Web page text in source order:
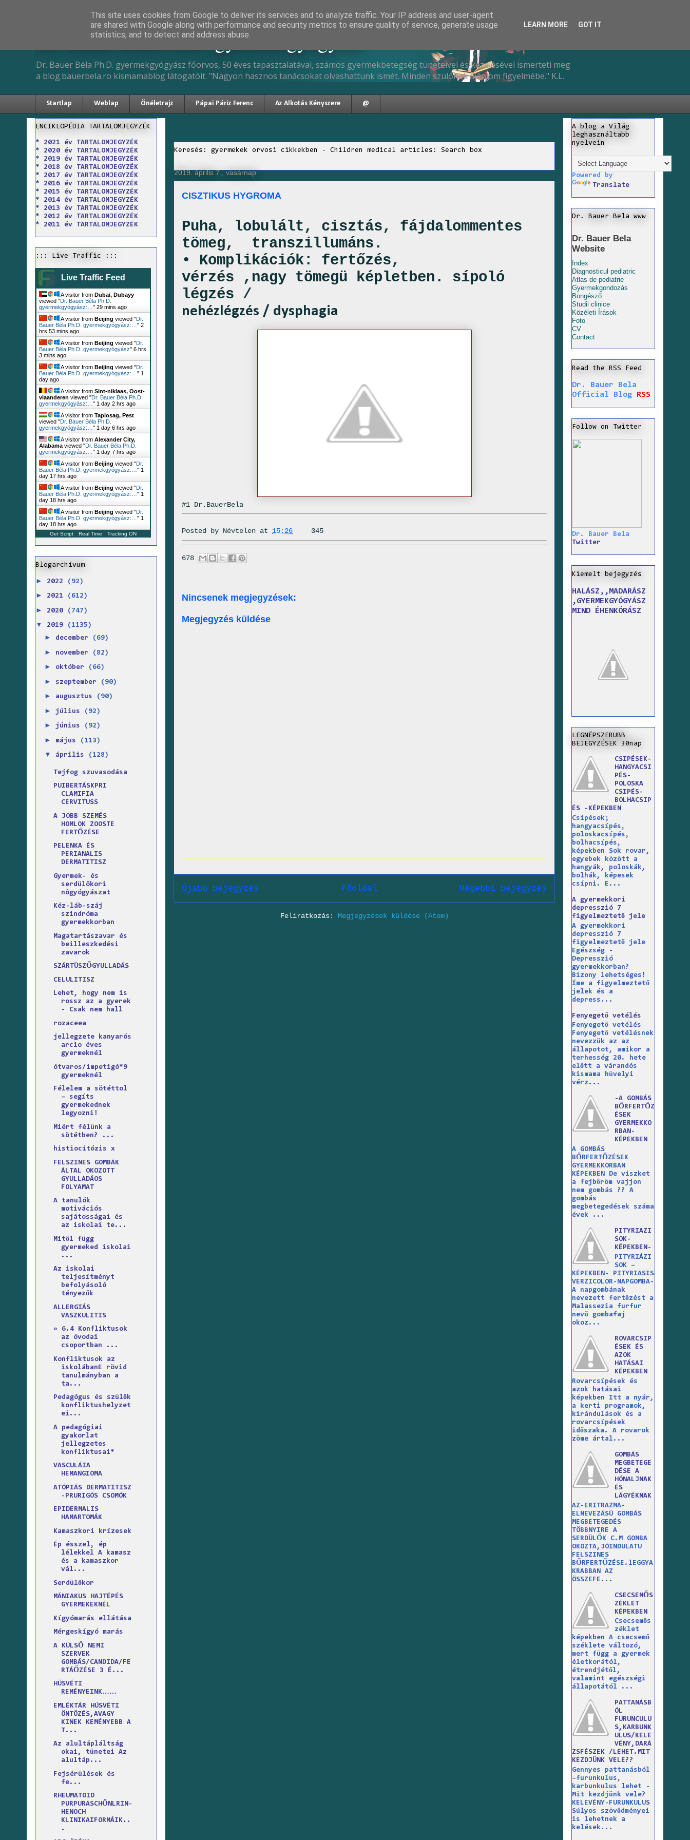
Dr. Bauer Béla Ph.D. gyermekgyógyász
Dr. Bauer Béla Ph.D. gyermekgyógyász főorvos, 50 éves tapasztalatával, számos gyermekbetegség tüneteivel és kezelésével ismerteti meg
a blog.bauerbela.ro kismamablog látogatóit. "Nagyon hasznos tanácsokat olvashattunk ismét. Minden szülőnek ajánlom figyelmébe." K.L.
Startlap Weblap Önéletrajz Pápai Páriz Ferenc Az Alkotás Kényszere @
Keresés: gyermekek orvosi cikkekben - Children medical articles: Search box
2019. április 7., vasárnap
CISZTIKUS HYGROMA
Puha, lobulált, cisztás, fájdalommentes
tömeg,
transzillumáns.
• Komplikációk: fertőzés,
vérzés ,nagy tömegü képletben. sípoló
légzés /
nehézlégzés / dysphagia
#1 Dr.BauerBela
Posted by Névtelen at 15:26 345
678
Nincsenek megjegyzések:
Megjegyzés küldése
Újabb bejegyzés Régebbi bejegyzés
Főoldal
Feliratkozás: Megjegyzések küldése (Atom)
ENCIKLOPÉDIA TARTALOMJEGYZÉK
* 2021 év TARTALOMJEGYZÉK
* 2020 év TARTALOMJEGYZÉK
* 2019 év TARTALOMJEGYZÉK
* 2018 év TARTALOMJEGYZÉK
* 2017 év TARTALOMJEGYZÉK
* 2016 év TARTALOMJEGYZÉK
* 2015 év TARTALOMJEGYZÉK
* 2014 év TARTALOMJEGYZÉK
* 2013 év TARTALOMJEGYZÉK
* 2012 év TARTALOMJEGYZÉK
* 2011 év TARTALOMJEGYZÉK
::: Live Traffic :::
Live Traffic Feed
A visitor from Dubai, Dubayy
viewed "Dr. Bauer Béla Ph.D.
gyermekgyógyász:… " 29 mins ago
A visitor from Beijing viewed "Dr.
Bauer Béla Ph.D. gyermekgyógyász:… " 2
hrs 53 mins ago
A visitor from Beijing viewed "Dr.
Bauer Béla Ph.D. gyermekgyógyász" 6 hrs
3 mins ago
A visitor from Beijing viewed "Dr.
Bauer Béla Ph.D. gyermekgyógyász:… " 1
day ago
A visitor from Sint-niklaas, Oost-
vlaanderen viewed "Dr. Bauer Béla Ph.D.
gyermekgyógyász:… " 1 day 2 hrs ago
A visitor from Tapiosag, Pest
viewed "Dr. Bauer Béla Ph.D.
gyermekgyógyász:… " 1 day 6 hrs ago
A visitor from Alexander City,
Alabama viewed "Dr. Bauer Béla Ph.D.
gyermekgyógyász:… " 1 day 7 hrs ago
A visitor from Beijing viewed "Dr.
Bauer Béla Ph.D. gyermekgyógyász:… " 1
day 17 hrs ago
A visitor from Beijing viewed "Dr.
Bauer Béla Ph.D. gyermekgyógyász:… " 1
day 18 hrs ago
A visitor from Beijing viewed "Dr.
Bauer Béla Ph.D. gyermekgyógyász:… " 1
day 18 hrs ago
Get Script Real Time Tracking ON
Blogarchívum
► 2022 (92)
► 2021 (612)
► 2020 (747)
▼ 2019 (1135)
► december (69)
► november (82)
► október (66)
► szeptember (90)
► augusztus (90)
► július (92)
► június (92)
► május (113)
▼ április (128)
Tejfog szuvasodása
PUIBERTÁSKPRI
CLAMIFIA
CERVITUSS
A JOBB SZEMÉS
HOMLOK ZOOSTE
FERTŐZÉSE
PELENKA ÉS
PERIANALIS
DERMATITISZ
Gyermek- és
serdülôkori
nôgyógyászat
Kéz-láb-száj
szindróma
gyermekkorban
Magatartászavar és
beilleszkedési
zavarok
SZÁRTÜSZŐGYULLADÁS
CELULITISZ
Lehet, hogy nem is
rossz az a gyerek
- Csak nem hall
rozaceea
jellegzete kanyarós
arc1o éves
gyermeknél
ótvaros/impetigó*9
gyermeknél
Félelem a sötéttol
– segíts
gyermekednek
legyozni!
Miért félünk a
sötétben? ...
histiocitózis x
FELSZINES GOMBÁK
ÁLTAL OKOZOTT
GYULLADÁOS
FOLYAMAT
A tanulók
motivációs
sajátosságai és
az iskolai te...
Mitől függ
gyermeked iskolai
...
Az iskolai
teljesítményt
befolyásoló
tényezők
ALLERGIÁS
VASZKULITIS
» 6.4 Konfliktusok
az óvodai
csoportban ...
Konfliktusok az
iskolábanE rövid
tanulmányban a
ta...
Pedagógus és szülők
konfliktushelyzet
ei...
A pedagógiai
gyakorlat
jellegzetes
konfliktusai*
VASCULÁIA
HEMANGIOMA
ATÓPIÁS DERMATITISZ
-PRURIGÓS CSOMÓK
EPIDERMALIS
HAMARTOMÁK
Kamaszkori krízesek
Ép ésszel, ép
lélekkel A kamasz
és a kamaszkor
vál...
Serdülőkor
MÁNIAKUS HAJTÉPÉS
GYERMEKEKNÉL
Kígyómarás ellátása
Mérgeskígyó marás
A KÜLSŐ NEMI
SZERVEK
GOMBÁS/CANDIDA/FE
RTÁŐZÉSE 3 É...
HÚSVÉTI
REMÉNYEINK……
EMLÉKTÁR HÚSVÉTI
ÖNTÖZÉS,AVAGY
KINEK KEMÉNYEBB A
T...
Az alultápláltság
okai, tünetei Az
alultáp...
Fejsérülések és
fe...
RHEUMATOID
PURPURASCHŐNLRIN-
HENOCH
KLINIKAIFORMÁIK..
.
A blog a Világ
leghasználtabb
nyelvein
Powered by
Translate
Dr. Bauer Bela www
Dr. Bauer Bela
Website
Index
Diagnosticul pediatric
Atlas de pediatrie
Gyermekgondozás
Böngésző
Studii clinice
Közéleti Írások
Foto
CV
Contact
Read the RSS Feed
Dr. Bauer Bela
Official Blog
RSS
Follow on Twitter
Dr. Bauer Bela
Twitter
Kiemelt bejegyzés
HALÁSZ,,MADARÁSZ
,GYERMEKGYÓGYÁSZ
MIND ÉHENKÓRÁSZ
LEGNÉPSZERUBB
BEJEGYZÉSEK 30nap
CSIPÉSEK-
HANGYACSI
PÉS-
POLOSKA
CSIPÉS-
BOLHACSIP
ÉS -KÉPEKBEN
Csípések;
hangyacsípés,
poloskacsípés,
bolhacsípés,
képekben Sok rovar,
egyebek között a
hangyák, poloskák,
bolhák, képesek
csípni. E...
A gyermekkori
depresszió 7
figyelmeztető jele
A gyermekkori
depresszió 7
figyelmeztető jele
Egészség -
Depresszió
gyermekkorban?
Bizony lehetséges!
Íme a figyelmeztető
jelek és a
depress...
Fenyegető vetélés
Fenyegető vetélés
Fenyegető vetélésnek
nevezzük az az
állapotot, amikor a
terhesség 20. hete
előtt a várandós
kismama hüvelyi
vérz...
-A GOMBÁS
BŐRFERTŐZ
ÉSEK
GYERMEKKO
RBAN-
KÉPEKBEN
A GOMBÁS
BŐRFERTŐZÉSEK
GYERMEKKORBAN
KÉPEKBEN De viszket
a fejbőröm vajjon
nem gombás ?? A
gombás
megbetegedések száma
évek ...
PITYRIAZI
SOK-
KÉPEKBEN-
PITYRIÁZI
SOK –
KÉPEKBEN- PITYRIASIS
VERZICOLOR-NAPGOMBA-
A napgombának
nevezett fertőzést a
Malassezia furfur
nevű gombafaj
okoz...
ROVARCSIP
ÉSEK ÉS
AZOK
HATÁSAI
KÉPEKBEN
Rovarcsípések és
azok hatásai
képekben Itt a nyár,
a kerti programok,
kirándulások és a
rovarcsípések
időszaka. A rovarok
zöme ártal...
GOMBÁS
MEGBETEGE
DÉSE A
HÓNALJNAK
ÉS
LÁGYÉKNAK
AZ-ERITRAZMA-
ELNEVEZÁSÜ GOMBÁS
MEGBETEGEDÉS
TÖBBNYIRE A
SERDÜLŐK C.M GOMBA
OKOZTA,JÓINDULATU
FELSZINES
BŐRFERTŐZÉSE.lEGGYA
KRABBAN AZ
ÖSSZEFE...
CSECSEMŐS
ZÉKLET
KÉPEKBEN
Csecsemős
zéklet
képekben A csecsemő
széklete változó,
mert függ a gyermek
életkorától,
étrendjétől,
valamint egészségi
állapotától ...
PATTANÁSB
ÓL
FURUNCULU
S,KARBUNK
ULUS/KELE
VÉNY,DARÁ
ZSFÉSZEK /LEHET.MIT
KEZDJÜNK VELE??
Gennyes pattanásból
–furunkulus,
karbunkulus lehet -
Mit kezdjünk vele?
KELEVÉNY-FURUNKULUS
Súlyos szövődményei
is lehetnek a
kelések...
This site uses cookies from Google to deliver its services and to analyze traffic. Your IP address and user-agent
are shared with Google along with performance and security metrics to ensure quality of service, generate usage
statistics, and to detect and address abuse.
LEARN MORE GOT IT